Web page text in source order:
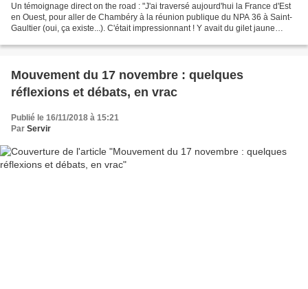
Un témoignage direct on the road : "J'ai traversé aujourd'hui la France d'Est
en Ouest, pour aller de Chambéry à la réunion publique du NPA 36 à Saint-
Gaultier (oui, ça existe...). C'était impressionnant ! Y avait du gilet jaune
Mouvement du 17 novembre : quelques
réflexions et débats, en vrac
Publié le 16/11/2018 à 15:21
Par Servir